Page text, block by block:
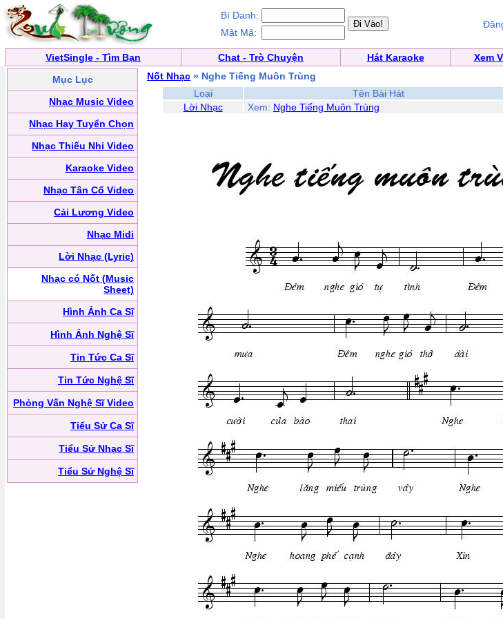
Bí Danh:
Mật Mã:
VietSingle - Tìm Bạn Chat - Trò Chuyện Hát Karaoke Xem
Mục Lục
Nhạc Music Video
Nhạc Hay Tuyển Chọn
Nhạc Thiếu Nhi Video
Karaoke Video
Nhạc Tân Cổ Video
Cải Lương Video
Nhạc Midi
Lời Nhạc (Lyric)
Nhạc có Nốt (Music
Sheet)
Hình Ảnh Ca Sĩ
Hình Ảnh Nghệ Sĩ
Tin Tức Ca Sĩ
Tin Tức Nghệ Sĩ
Phỏng Vấn Nghệ Sĩ Video
Tiểu Sử Ca Sĩ
Tiểu Sử Nhạc Sĩ
Tiểu Sử Nghệ Sĩ
Nốt Nhạc » Nghe Tiếng Muôn Trùng
Loại
Tên Bài Hát
Lời Nhạc
Xem: Nghe Tiếng Muôn Trùng